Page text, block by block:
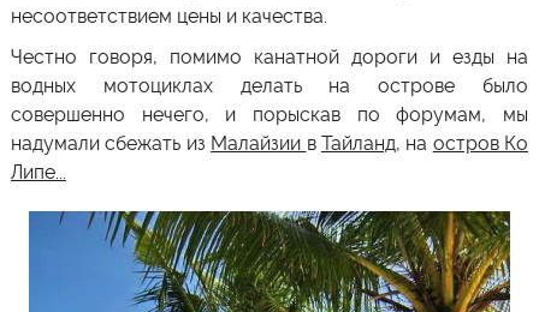
несоответствием цены и качества.
Честно говоря, помимо канатной дороги и езды на
водных мотоциклах делать на острове было
совершенно нечего, и порыскав по форумам, мы
надумали сбежать из Малайзии в Тайланд, на остров Ко
Липе...